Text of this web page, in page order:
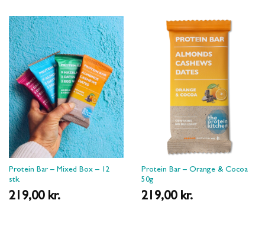
Protein Bar – Mixed Box – 12
stk.
219,00 kr.
Protein Bar – Orange & Cocoa
50g
219,00 kr.